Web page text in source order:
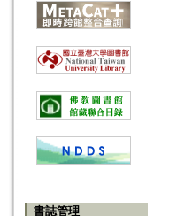
書誌管理